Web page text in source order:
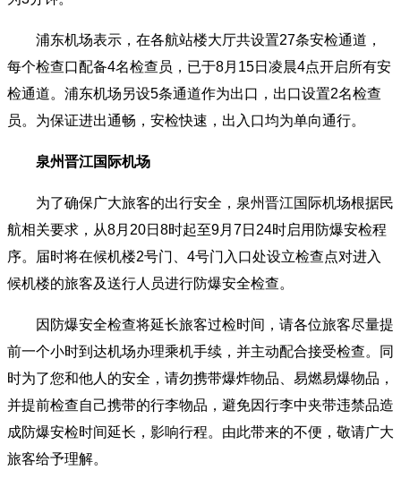
浦东机场表示，在各航站楼大厅共设置27条安检通道，
每个检查口配备4名检查员，已于8月15日凌晨4点开启所有安
检通道。浦东机场另设5条通道作为出口，出口设置2名检查
员。为保证进出通畅，安检快速，出入口均为单向通行。
泉州晋江国际机场
为了确保广大旅客的出行安全，泉州晋江国际机场根据民
航相关要求，从8月20日8时起至9月7日24时启用防爆安检程
序。届时将在候机楼2号门、4号门入口处设立检查点对进入
候机楼的旅客及送行人员进行防爆安全检查。
因防爆安全检查将延长旅客过检时间，请各位旅客尽量提
前一个小时到达机场办理乘机手续，并主动配合接受检查。同
时为了您和他人的安全，请勿携带爆炸物品、易燃易爆物品，
并提前检查自己携带的行李物品，避免因行李中夹带违禁品造
成防爆安检时间延长，影响行程。由此带来的不便，敬请广大
旅客给予理解。